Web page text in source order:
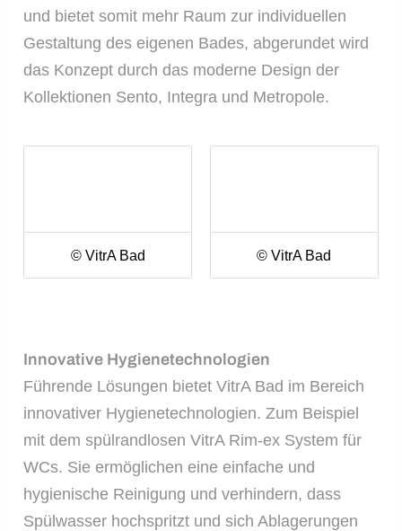
und bietet somit mehr Raum zur individuellen
Gestaltung des eigenen Bades, abgerundet wird
das Konzept durch das moderne Design der
Kollektionen Sento, Integra und Metropole.
© VitrA Bad © VitrA Bad
Innovative Hygienetechnologien
Führende Lösungen bietet VitrA Bad im Bereich
innovativer Hygienetechnologien. Zum Beispiel
mit dem spülrandlosen VitrA Rim-ex System für
WCs. Sie ermöglichen eine einfache und
hygienische Reinigung und verhindern, dass
Spülwasser hochspritzt und sich Ablagerungen